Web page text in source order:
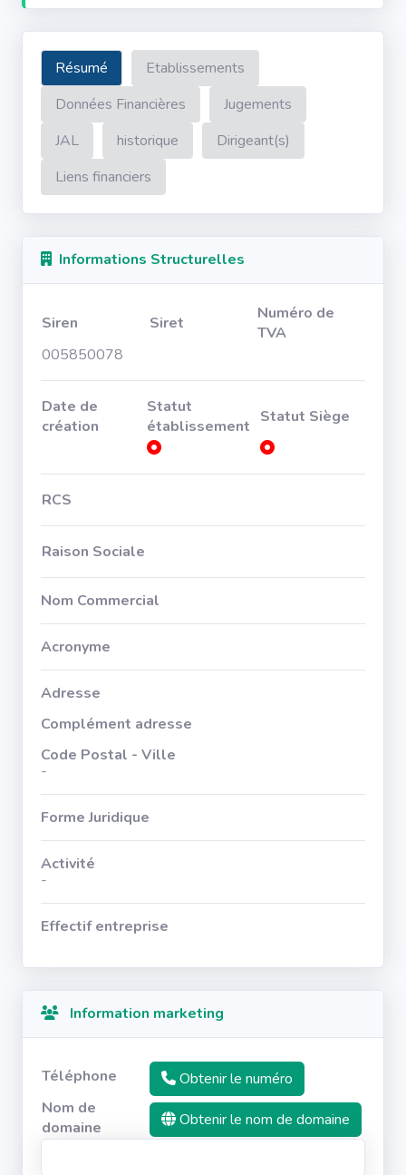
Résumé
Etablissements
Données Financières
Jugements
JAL
historique
Dirigeant(s)
Liens financiers
Informations Structurelles
Siren Siret
Numéro de
TVA
005850078
Date de
création
Statut
établissement Statut Siège
RCS
Raison Sociale
Nom Commercial
Acronyme
Adresse
Complément adresse
Code Postal - Ville
-
Forme Juridique
Activité
-
Effectif entreprise
Information marketing
Téléphone
Obtenir le numéro
Nom de
domaine
Obtenir le nom de domaine